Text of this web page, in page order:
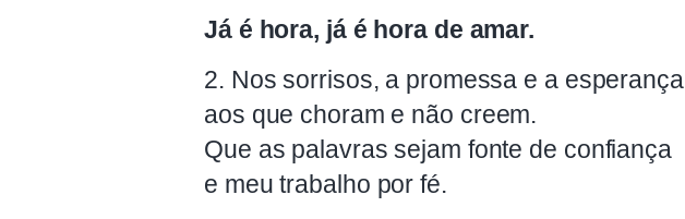
Já é hora, já é hora de amar.
2. Nos sorrisos, a promessa e a esperança
aos que choram e não creem.
Que as palavras sejam fonte de confiança
e meu trabalho por fé.